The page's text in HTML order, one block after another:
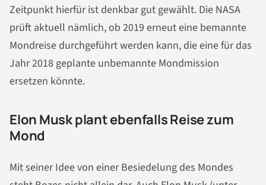
Zeitpunkt hierfür ist denkbar gut gewählt. Die NASA
prüft aktuell nämlich, ob 2019 erneut eine bemannte
Mondreise durchgeführt werden kann, die eine für das
Jahr 2018 geplante unbemannte Mondmission
ersetzen könnte.
Elon Musk plant ebenfalls Reise zum
Mond
Mit seiner Idee von einer Besiedelung des Mondes